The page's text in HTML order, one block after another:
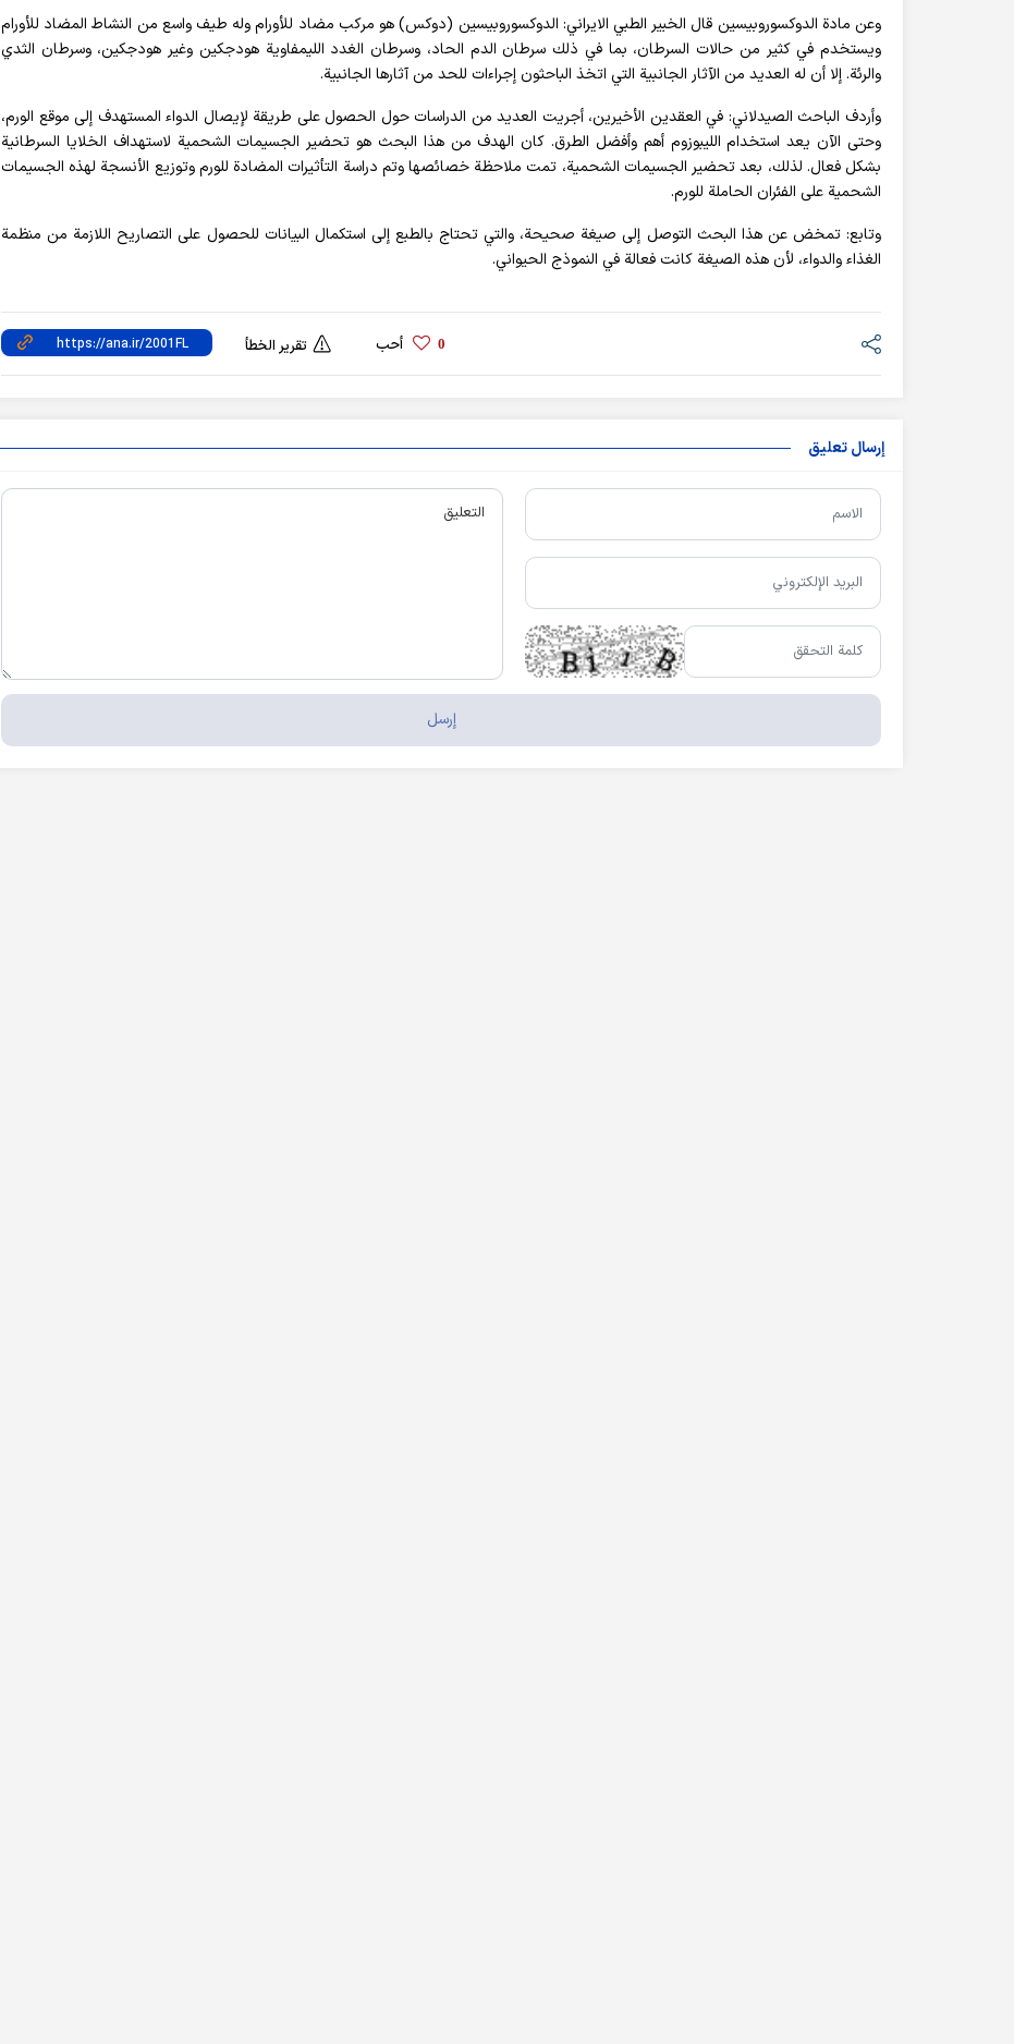
وعن مادة الدوكسوروبيسين قال الخبير الطبي الايراني: الدوكسوروبيسين (دوكس) هو مركب مضاد للأورام وله طيف واسع من النشاط المضاد للأورام
ويستخدم في كثير من حالات السرطان، بما في ذلك سرطان الدم الحاد، وسرطان الغدد الليمفاوية هودجكين وغير هودجكين، وسرطان الثدي
والرئة. إلا أن له العديد من الآثار الجانبية التي اتخذ الباحثون إجراءات للحد من آثارها الجانبية.
وأردف الباحث الصيدلاني: في العقدين الأخيرين، أجريت العديد من الدراسات حول الحصول على طريقة لإيصال الدواء المستهدف إلى موقع الورم،
وحتى الآن يعد استخدام الليبوزوم أهم وأفضل الطرق. كان الهدف من هذا البحث هو تحضير الجسيمات الشحمية لاستهداف الخلايا السرطانية
بشكل فعال. لذلك، بعد تحضير الجسيمات الشحمية، تمت ملاحظة خصائصها وتم دراسة التأثيرات المضادة للورم وتوزيع الأنسجة لهذه الجسيمات
الشحمية على الفئران الحاملة للورم.
وتابع: تمخض عن هذا البحث التوصل إلى صيغة صحيحة، والتي تحتاج بالطبع إلى استكمال البيانات للحصول على التصاريح اللازمة من منظمة
الغذاء والدواء، لأن هذه الصيغة كانت فعالة في النموذج الحيواني.
0 أحب تقرير الخطأ
إرسال تعليق